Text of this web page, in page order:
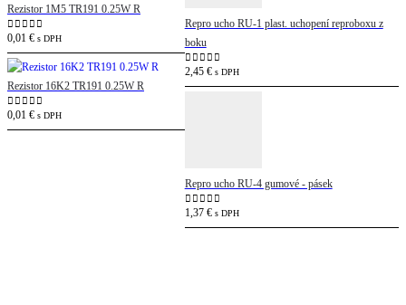
Rezistor 1M5 TR191 0.25W R
0out of 5
0,01 € s DPH
Rezistor 16K2 TR191 0.25W R
0out of 5
0,01 € s DPH
Repro ucho RU-1 plast. uchopení reproboxu z
boku
0out of 5
2,45 € s DPH
Repro ucho RU-4 gumové - pásek
0out of 5
1,37 € s DPH